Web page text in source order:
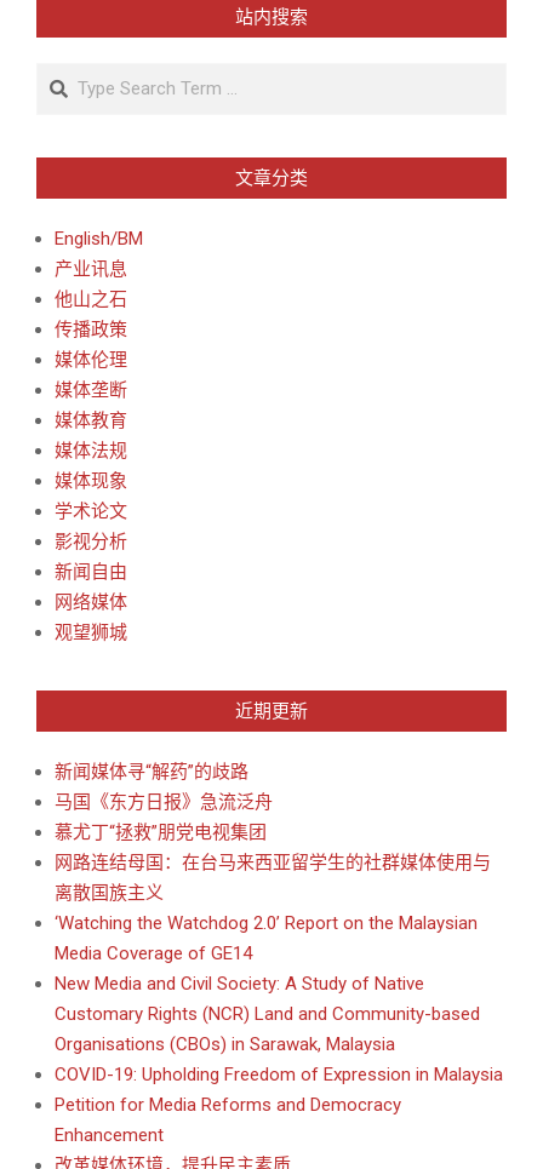
站内搜索
Search
文章分类
English/BM
产业讯息
他山之石
传播政策
媒体伦理
媒体垄断
媒体教育
媒体法规
媒体现象
学术论文
影视分析
新闻自由
网络媒体
观望狮城
近期更新
新闻媒体寻“解药”的歧路
马国《东方日报》急流泛舟
慕尤丁“拯救”朋党电视集团
网路连结母国：在台马来西亚留学生的社群媒体使用与
离散国族主义
‘Watching the Watchdog 2.0’ Report on the Malaysian
Media Coverage of GE14
New Media and Civil Society: A Study of Native
Customary Rights (NCR) Land and Community-based
Organisations (CBOs) in Sarawak, Malaysia
COVID-19: Upholding Freedom of Expression in Malaysia
Petition for Media Reforms and Democracy
Enhancement